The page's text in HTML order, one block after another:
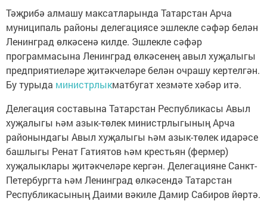
Тәҗрибә алмашу максатларында Татарстан Арча
муниципаль районы делегациясе эшлекле сәфәр белән
Ленинград өлкәсенә килде. Эшлекле сәфәр
программасына Ленинград өлкәсенең авыл хуҗалыгы
предприятиеләре җитәкчеләре белән очрашу кертелгән.
Бу турыда министрлыкматбугат хезмәте хәбәр итә.
Делегация составына Татарстан Республикасы Авыл
хуҗалыгы һәм азык-төлек министрлыгының Арча
районындагы Авыл хуҗалыгы һәм азык-төлек идарәсе
башлыгы Ренат Гатиятов һәм крестьян (фермер)
хуҗалыклары җитәкчеләре кергән. Делегацияне Санкт-
Петербургта һәм Ленинград өлкәсендә Татарстан
Республикасының Даими вәкиле Дамир Сабиров йөртә.